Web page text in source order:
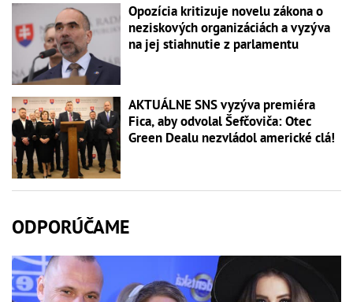
Opozícia kritizuje novelu zákona o
neziskových organizáciách a vyzýva
na jej stiahnutie z parlamentu
AKTUÁLNE SNS vyzýva premiéra
Fica, aby odvolal Šefčoviča: Otec
Green Dealu nezvládol americké clá!
ODPORÚČAME